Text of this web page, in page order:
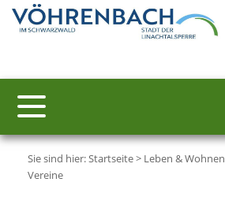
Sie sind hier:Startseite> Leben & Wohnen
Vereine